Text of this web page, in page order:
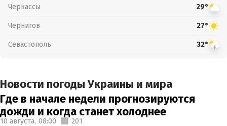
Черкассы 29°
Чернигов 27°
Севастополь 32°
Новости погоды Украины и мира
Где в начале недели прогнозируются
дожди и когда станет холоднее
10 августа, 08:00 201